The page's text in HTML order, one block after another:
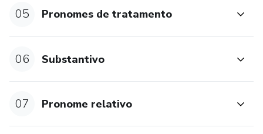
sentido das classes gramaticais em textos; processos de
dos verbos.
4. Processos de constituição dos enunciados: coordenação,
subordinação; concordância verbal e nominal; regência
verbal e nominal; colocação e ordem de palavras na frase.
5. Sistema gráfico: ortografia; regras de acentuação; uso
05 Pronomes de tratamento
06 Substantivo
07 Pronome relativo